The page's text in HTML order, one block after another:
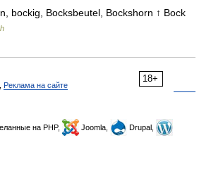
bockig, Bocksbeutel, Bockshorn ↑ Bock
18+
Реклама на сайте
на PHP, Joomla,
Drupal,